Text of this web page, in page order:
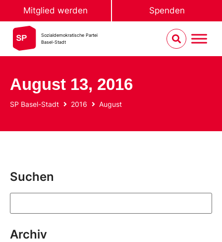
Mitglied werden Spenden
Sozialdemokratische Partei
Basel-Stadt
August 13, 2016
SP Basel-Stadt 2016 August
Suchen
Archiv